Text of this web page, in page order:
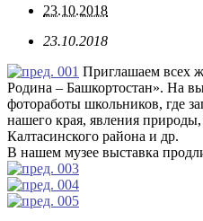
23.10.2018
23.10.2018
Приглашаем всех
Родина – Башкортостан». На
фотоработы школьников, где
нашего края, явления
Калтасинского района и др.
В нашем музее выставка